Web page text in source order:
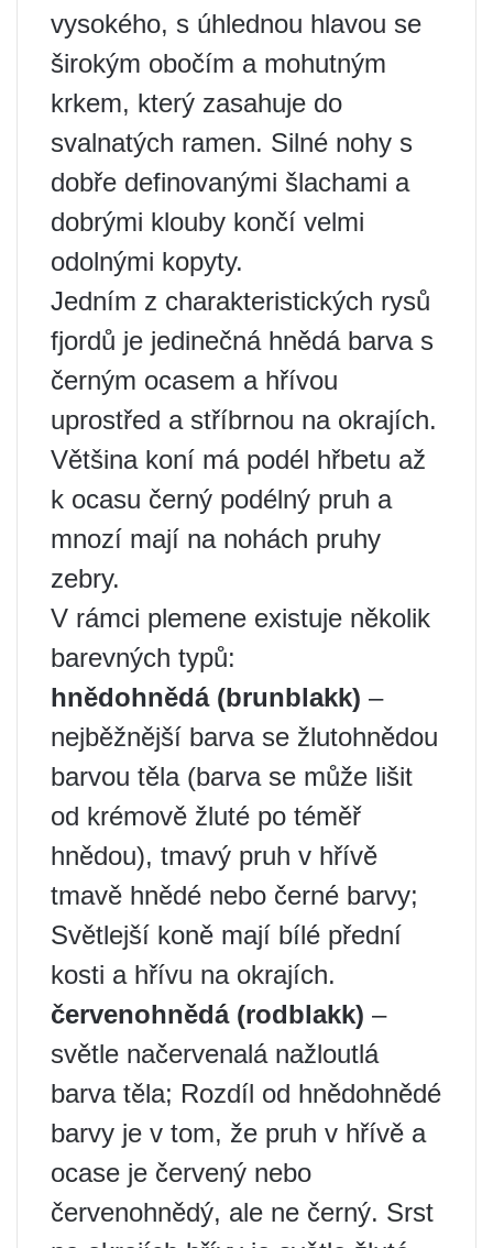
vysokého, s úhlednou hlavou se
širokým obočím a mohutným
krkem, který zasahuje do
svalnatých ramen. Silné nohy s
dobře definovanými šlachami a
dobrými klouby končí velmi
odolnými kopyty.
Jedním z charakteristických rysů
fjordů je jedinečná hnědá barva s
černým ocasem a hřívou
uprostřed a stříbrnou na okrajích.
Většina koní má podél hřbetu až
k ocasu černý podélný pruh a
mnozí mají na nohách pruhy
zebry.
V rámci plemene existuje několik
barevných typů:
hnědohnědá (brunblakk) –
nejběžnější barva se žlutohnědou
barvou těla (barva se může lišit
od krémově žluté po téměř
hnědou), tmavý pruh v hřívě
tmavě hnědé nebo černé barvy;
Světlejší koně mají bílé přední
kosti a hřívu na okrajích.
červenohnědá (rodblakk) –
světle načervenalá nažloutlá
barva těla; Rozdíl od hnědohnědé
barvy je v tom, že pruh v hřívě a
ocase je červený nebo
červenohnědý, ale ne černý. Srst